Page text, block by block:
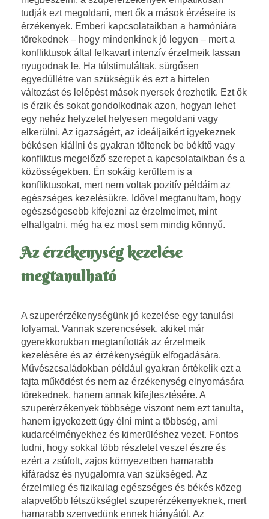
k
e
n
y
v
a
g
y
o
k
!
tudják ezt megoldani, mert ők a mások érzéseire is
érzékenyek. Emberi kapcsolataikban a harmóniára
törekednek – hogy mindenkinek jó legyen – mert a
konfliktusok által felkavart intenzív érzelmeik lassan
nyugodnak le. Ha túlstimuláltak, sürgősen
egyedüllétre van szükségük és ezt a hirtelen
változást és lelépést mások nyersek érezhetik. Ezt ők
is érzik és sokat gondolkodnak azon, hogyan lehet
egy nehéz helyzetet helyesen megoldani vagy
elkerülni. Az igazságért, az ideáljaikért igyekeznek
békésen kiállni és gyakran töltenek be békítő vagy
konfliktus megelőző szerepet a kapcsolataikban és a
közösségekben. Én sokáig kerültem is a
konfliktusokat, mert nem voltak pozitív példáim az
egészséges kezelésükre. Idővel megtanultam, hogy
egészségesebb kifejezni az érzelmeimet, mint
elhallgatni, még ha ez most sem mindig könnyű.
Az érzékenység kezelése
megtanulható
A szuperérzékenységünk jó kezelése egy tanulási
folyamat. Vannak szerencsések, akiket már
gyerekkorukban megtanították az érzelmeik
kezelésére és az érzékenységük elfogadására.
Művészcsaládokban például gyakran értékelik ezt a
fajta működést és nem az érzékenység elnyomására
törekednek, hanem annak kifejlesztésére. A
szuperérzékenyek többsége viszont nem ezt tanulta,
hanem igyekezett úgy élni mint a többség, ami
kudarcélményekhez és kimerüléshez vezet. Fontos
tudni, hogy sokkal több részletet veszel észre és
ezért a zsúfolt, zajos környezetben hamarabb
kifáradsz és nyugalomra van szükséged. Az
érzelmileg és fizikailag egészséges és békés közeg
alapvetőbb létszükséglet szuperérzékenyeknek, mert
hamarabb szenvedünk ennek hiányától. Az